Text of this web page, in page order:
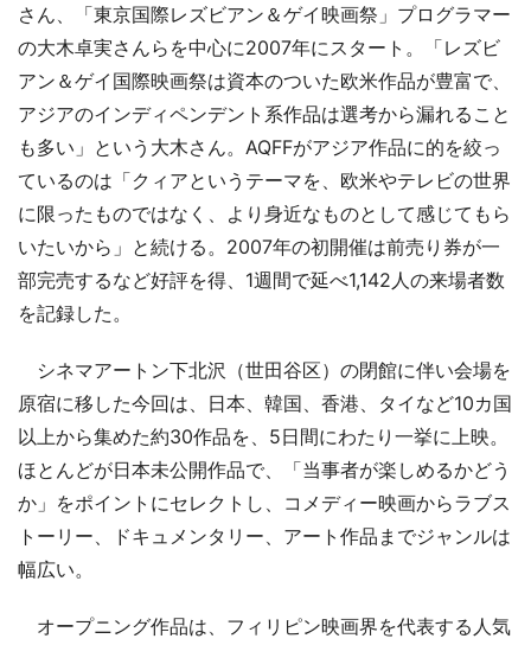
さん、「東京国際レズビアン＆ゲイ映画祭」プログラマー
の大木卓実さんらを中心に2007年にスタート。「レズビ
アン＆ゲイ国際映画祭は資本のついた欧米作品が豊富で、
アジアのインディペンデント系作品は選考から漏れること
も多い」という大木さん。AQFFがアジア作品に的を絞っ
ているのは「クィアというテーマを、欧米やテレビの世界
に限ったものではなく、より身近なものとして感じてもら
いたいから」と続ける。2007年の初開催は前売り券が一
部完売するなど好評を得、1週間で延べ1,142人の来場者数
を記録した。
シネマアートン下北沢（世田谷区）の閉館に伴い会場を
原宿に移した今回は、日本、韓国、香港、タイなど10カ国
以上から集めた約30作品を、5日間にわたり一挙に上映。
ほとんどが日本未公開作品で、「当事者が楽しめるかどう
か」をポイントにセレクトし、コメディー映画からラブス
トーリー、ドキュメンタリー、アート作品までジャンルは
幅広い。
オープニング作品は、フィリピン映画界を代表する人気